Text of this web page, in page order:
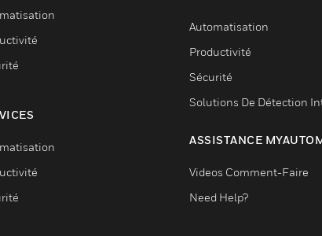
Automatisation
Productivité
Sécurité
Solutions De Détection
ASSISTANCE
Videos Comment-Faire
Need Help?